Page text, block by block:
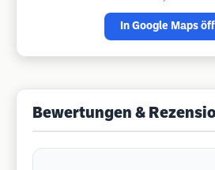
In Google Maps
Bewertungen &